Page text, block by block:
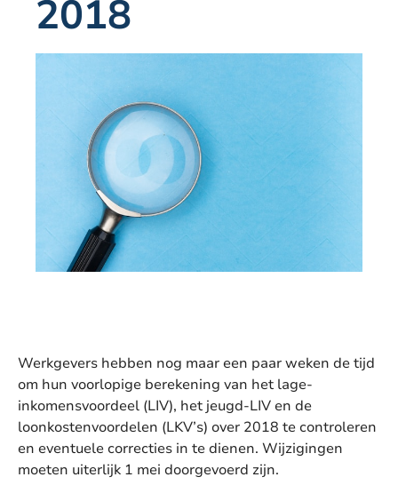
2018
Werkgevers hebben nog maar een paar weken de tijd
om hun voorlopige berekening van het lage-
inkomensvoordeel (LIV), het jeugd-LIV en de
loonkostenvoordelen (LKV’s) over 2018 te controleren
en eventuele correcties in te dienen. Wijzigingen
moeten uiterlijk 1 mei doorgevoerd zijn.